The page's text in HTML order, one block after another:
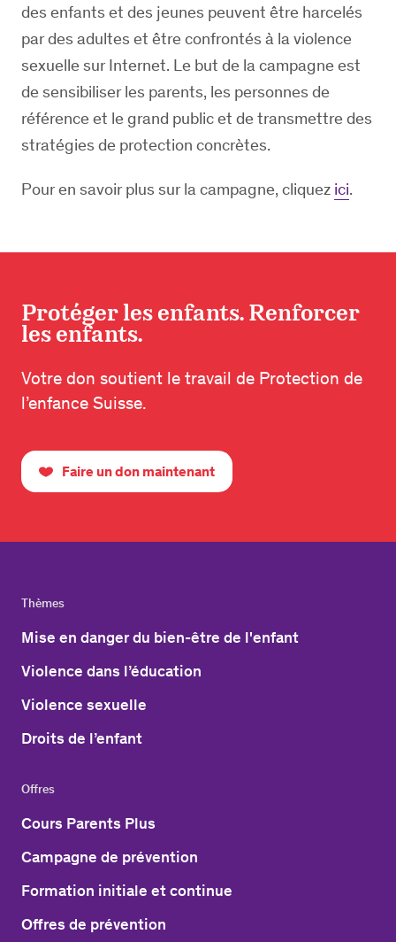
des enfants et des jeunes peuvent être harcelés
par des adultes et être confrontés à la violence
sexuelle sur Internet. Le but de la campagne est
de sensibiliser les parents, les personnes de
référence et le grand public et de transmettre des
stratégies de protection concrètes.
Pour en savoir plus sur la campagne, cliquez ici.
Protéger les enfants. Renforcer
les enfants.
Votre don soutient le travail de Protection de
l’enfance Suisse.
Faire un don maintenant
Thèmes
Mise en danger du bien-être de l'enfant
Violence dans l’éducation
Violence sexuelle
Droits de l’enfant
Offres
Cours Parents Plus
Campagne de prévention
Formation initiale et continue
Offres de prévention